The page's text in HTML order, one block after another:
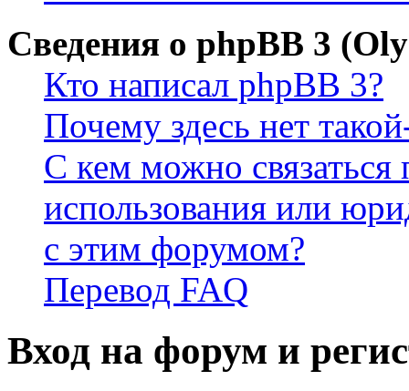
Сведения о phpBB 3
Кто написал phpBB 3?
Почему здесь нет
С кем можно связаться
использования или
с этим форумом?
Перевод FAQ
Вход на форум и